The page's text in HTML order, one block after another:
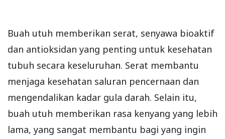
Buah utuh memberikan serat, senyawa bioaktif
dan antioksidan yang penting untuk kesehatan
tubuh secara keseluruhan. Serat membantu
menjaga kesehatan saluran pencernaan dan
mengendalikan kadar gula darah. Selain itu,
buah utuh memberikan rasa kenyang yang lebih
lama, yang sangat membantu bagi yang ingin